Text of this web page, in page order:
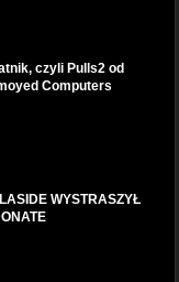
czyli Pulls2 od
Computers
WYSTRASZYŁ